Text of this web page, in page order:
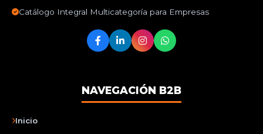
Catálogo Integral Multicategoría para Empresas
NAVEGACIÓN B2B
Inicio